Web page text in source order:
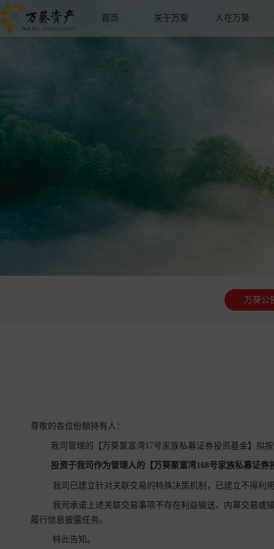
首页 关于万葵 人在万葵
万葵公
尊敬的各位份额持有人：
我司管理的【万葵聚富湾17号家族私募证券投资基金】拟
投资于我司作为管理人的【 万葵聚富湾168号家族私募证券
我司已建立针对关联交易的特殊决策机制，已建立不得利
我司承诺上述关联交易事项不存在利益输送、内幕交易或
履行信息披露任务。
特此告知。